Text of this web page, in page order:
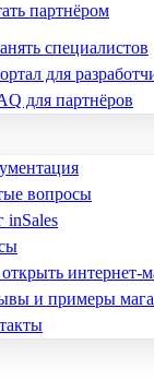
партнёром
специалистов
для
для партнёров
вопросы
inSales
интернет-
и примеры